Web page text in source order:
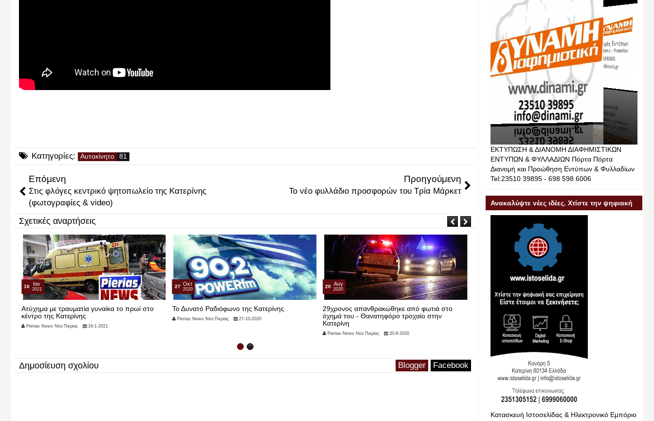
Κατηγορίες: Αυτοκίνητο
Επόμενη
Στις φλόγες κεντρικό ψητοπωλείο της Κατερίνης
(φωτογραφίες & video)
Προηγούμενη
Το νέο φυλλάδιο προσφορών του Τρία Μάρκετ
Σχετικές αναρτήσεις
το πρωί στο
27 Οκτ
2020
Το Δυνατό Ραδιόφωνο της Κατερίνης
Pierias News Νέα Πιερίας
20 Αυγ
2020
29χρονος απανθρακώθηκε από φωτιά στο
όχημά του - Θανατηφόρο τροχαίο στην
Κατερίνη
24 Απρ
2020
Αποζημίωση 4,3 εκατ. για το κλείσιμο του
σταθμού διοδίων στην παλαιά οδό τα Τέμπη,
Pierias News Νέα Πιερίας
γιατί έκλεινε την είσοδο πολυκατοικίας
Pierias News Νέα Πιερίας
Δημοσίευση σχολίου Blogger Facebook
ΕΚΤΥΠΩΣΗ & ΔΙΑΝΟΜΗ ΔΙΑΦΗΜΙΣΤΙΚΩΝ
ΕΝΤΥΠΩΝ & ΦΥΛΛΑΔΙΩΝ Πόρτα Πόρτα
Διανομή και Προώθηση Εντύπων & Φυλλαδίων
Tel:23510 39895 - 698 598 6006
Ανακαλύψτε νέες ιδέες. Χτίστε την ψηφιακή
σας επιχείρηση
Κατασκευή Ιστοσελίδας & Ηλεκτρονικό Εμπόριο